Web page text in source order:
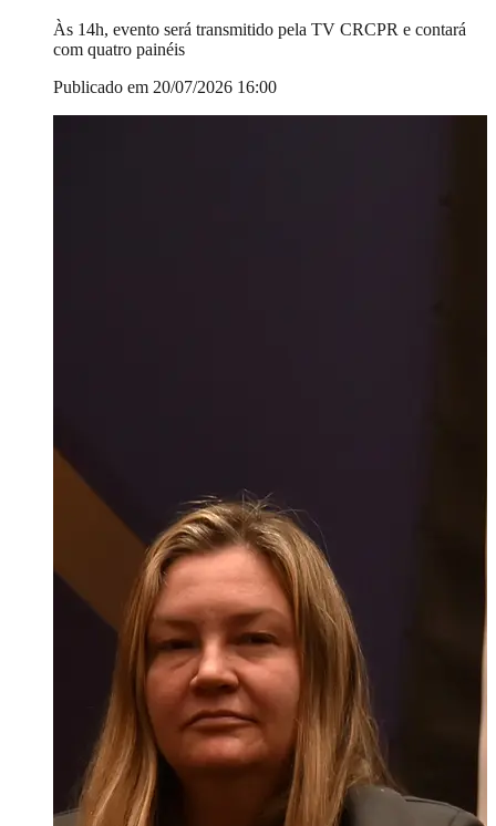
Às 14h, evento será transmitido pela TV CRCPR e contará
com quatro painéis
Publicado em 20/07/2026 16:00